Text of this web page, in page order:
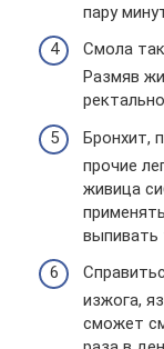
пару
Смола
Размяв
Бронхит,
прочие
живица
выпивать
изжога,
сможет